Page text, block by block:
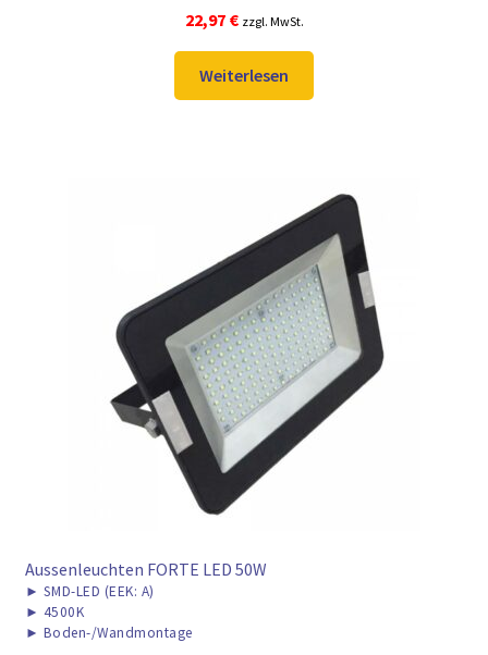
von 5
22,97 € zzgl. MwSt.
Weiterlesen
Aussenleuchten FORTE LED 50W
► SMD-LED (EEK: A)
► 4500K
► Boden-/Wandmontage